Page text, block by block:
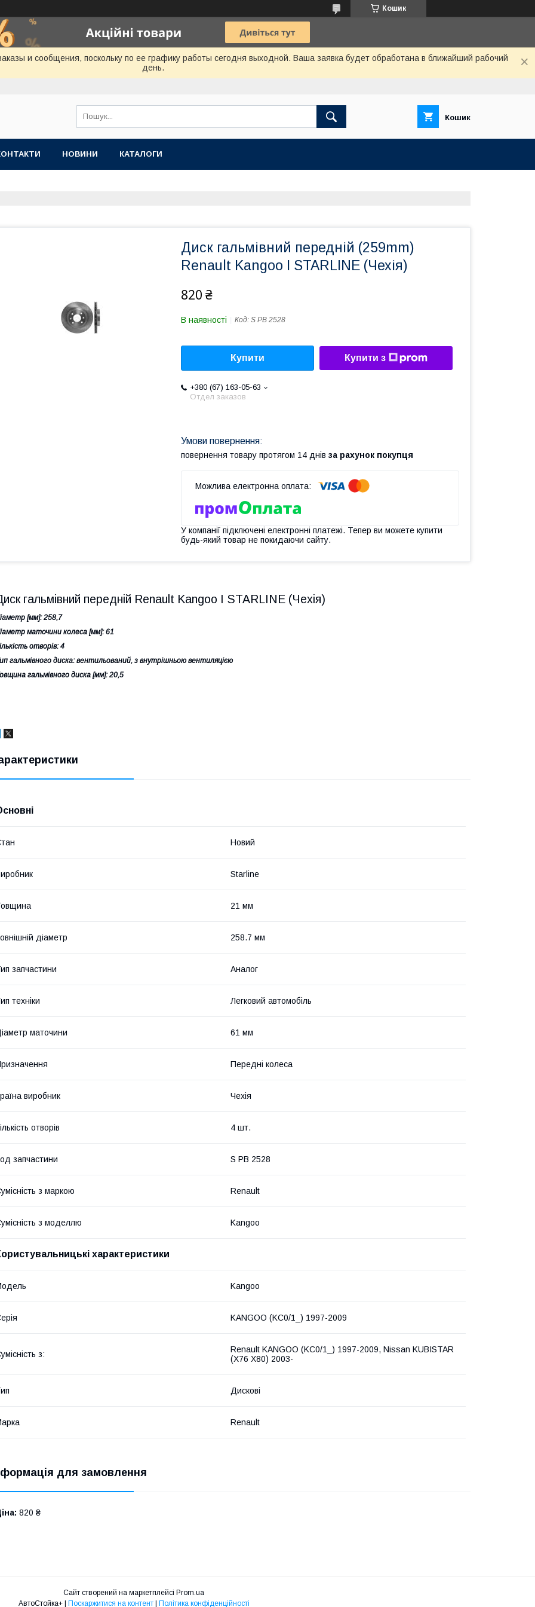
Кошик
и сообщения, поскольку по ее графику работы сегодня выходной. Ваша заявка будет обработана в ближайший рабочий
день.
Кошик
НОВИНИ КАТАЛОГИ
Диск гальмівний передній (259mm)
Renault Kangoo I STARLINE (Чехія)
820 ₴
В наявності Код: S PB 2528
Купити Купити з
+380 (67) 163-05-63
Отдел заказов
повернення товару протягом 14 днів за рахунок покупця
У компанії підключені електронні платежі. Тепер ви можете купити
будь-який товар не покидаючи сайту.
гальмівний передній Renault Kangoo I STARLINE (Чехія)
[мм]: 258,7
маточини колеса [мм]: 61
отворів: 4
гальмівного диска: вентильований, з внутрішньою вентиляцією
гальмівного диска [мм]: 20,5
Новий
Starline
21 мм
діаметр 258.7 мм
запчастини Аналог
техніки Легковий автомобіль
маточини 61 мм
Передні колеса
виробник Чехія
отворів 4 шт.
запчастини S PB 2528
з маркою Renault
з моделлю Kangoo
характеристики
Kangoo
KANGOO (KC0/1_) 1997-2009
з:
Renault KANGOO (KC0/1_) 1997-2009, Nissan KUBISTAR
(X76 X80) 2003-
Дискові
Renault
для замовлення
820 ₴
Сайт створений на маркетплейсі Prom.ua
Поскаржитися на контент Політика конфіденційності